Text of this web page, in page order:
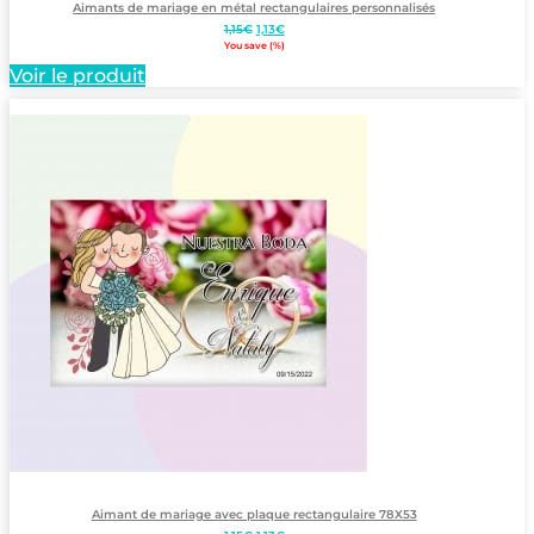
Aimants de mariage en métal rectangulaires personnalisés
1,15€ Le
prix
1,13€Le
prix
You save (%)
Voir le produit
Aimant de mariage avec plaque rectangulaire 78X53